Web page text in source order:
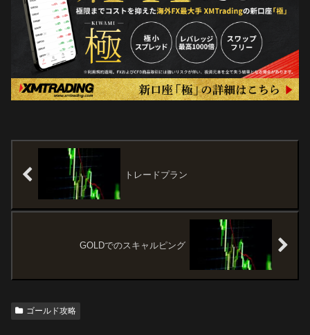
トレードプラン
GOLDでのスキャルピング
ゴールド攻略